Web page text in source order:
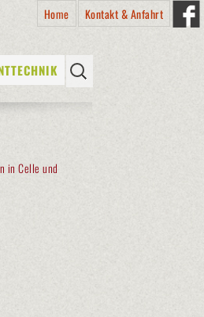
Home Kontakt & Anfahrt
Suchen
nach:
in Celle und